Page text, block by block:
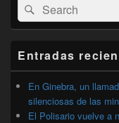
área
de
widget
lateral
primaria
Buscar
por:
Buscar
Entradas
En Ginebra, un
silenciosas de las
El Polisario vuelve a